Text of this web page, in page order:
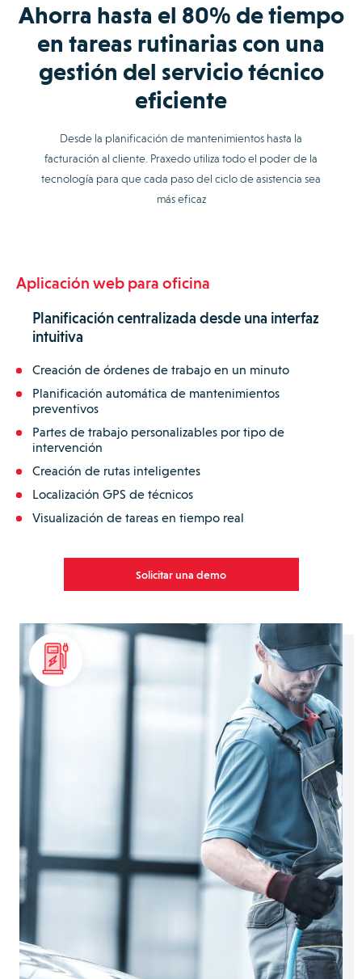
Ahorra hasta el 80% de tiempo
en tareas rutinarias con una
gestión del servicio técnico
eficiente
Desde la planificación de mantenimientos hasta la
facturación al cliente. Praxedo utiliza todo el poder de la
tecnología para que cada paso del ciclo de asistencia sea
más eficaz
Aplicación web para oficina
Planificación centralizada desde una interfaz
intuitiva
Creación de órdenes de trabajo en un minuto
Planificación automática de mantenimientos
preventivos
Partes de trabajo personalizables por tipo de
intervención
Creación de rutas inteligentes
Localización GPS de técnicos
Visualización de tareas en tiempo real
Solicitar una demo